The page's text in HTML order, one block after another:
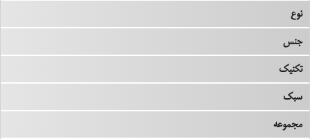
نوع
جنس
تکنیک
سبک
مجموعه